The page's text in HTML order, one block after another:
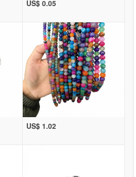
US$ 0.05
US$ 1.02